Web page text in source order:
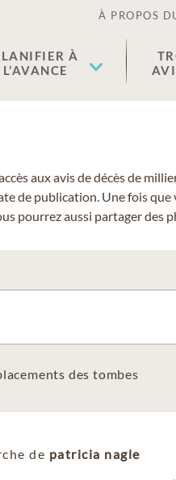
À PROPOS
À
L’AVANCE
aux avis de décès de
de publication. Une fois
pourrez aussi partager des
des tombes
de patricia nagle